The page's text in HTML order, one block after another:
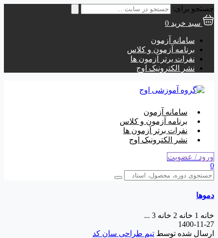
جستجو برای:
سبد خرید 0
سامانه آزمون
برنامه آزمون و کلاس
نفرات برتر آزمون ها
نشر الکترونیک اوج
سامانه آزمون
برنامه آزمون و کلاس
نفرات برتر آزمون ها
نشر الکترونیک اوج
ورود / عضویت
0
دموها
خانه 1 خانه 2 خانه 3 ...
1400-11-27
ارسال شده توسط تیم طراحی سان کد